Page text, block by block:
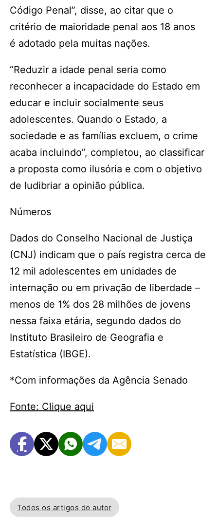
Código Penal”, disse, ao citar que o
critério de maioridade penal aos 18 anos
é adotado pela muitas nações.
“Reduzir a idade penal seria como
reconhecer a incapacidade do Estado em
educar e incluir socialmente seus
adolescentes. Quando o Estado, a
sociedade e as famílias excluem, o crime
acaba incluindo”, completou, ao classificar
a proposta como ilusória e com o objetivo
de ludibriar a opinião pública.
Números
Dados do Conselho Nacional de Justiça
(CNJ) indicam que o país registra cerca de
12 mil adolescentes em unidades de
internação ou em privação de liberdade –
menos de 1% dos 28 milhões de jovens
nessa faixa etária, segundo dados do
Instituto Brasileiro de Geografia e
Estatística (IBGE).
*Com informações da Agência Senado
Fonte: Clique aqui
Todos os artigos do autor